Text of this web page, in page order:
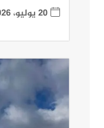
20 يوليو، 2026